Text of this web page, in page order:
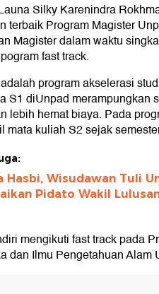
Silky Karenindra
terbaik Program Magister
Magister dalam waktu
fast track.
program akselerasi
S1 diUnpad merampungkan
lebih hemat biaya. Pada
mata kuliah S2 sejak
Hasbi, Wisudawan Tuli
Pidato Wakil
mengikuti fast track pada
dan Ilmu Pengetahuan Alam